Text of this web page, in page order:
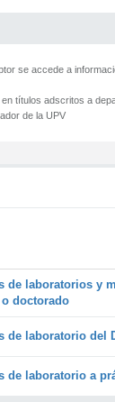
se accede a
títulos adscritos a
de la UPV
de laboratorios y
doctorado
de laboratorio del
de laboratorio a